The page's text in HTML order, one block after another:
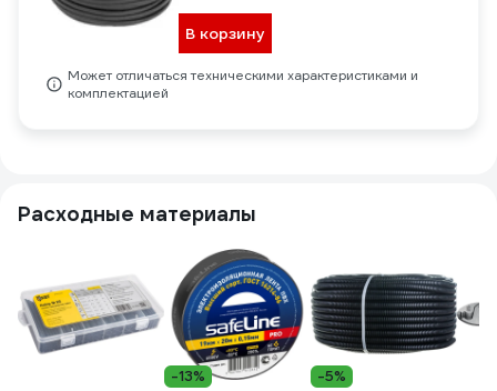
В корзину
Может отличаться техническими характеристиками и
комплектацией
Расходные материалы
-13% -5%